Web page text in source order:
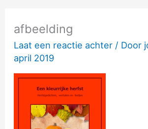
afbeelding
Laat een reactie achter / Door
april 2019